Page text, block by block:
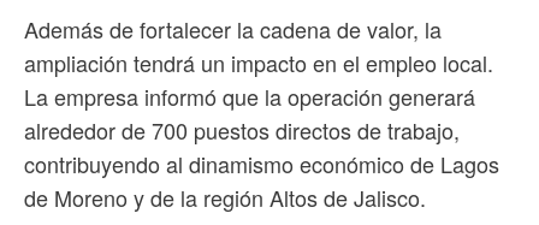
Además de fortalecer la cadena de valor, la
ampliación tendrá un impacto en el empleo local.
La empresa informó que la operación generará
alrededor de 700 puestos directos de trabajo,
contribuyendo al dinamismo económico de Lagos
de Moreno y de la región Altos de Jalisco.